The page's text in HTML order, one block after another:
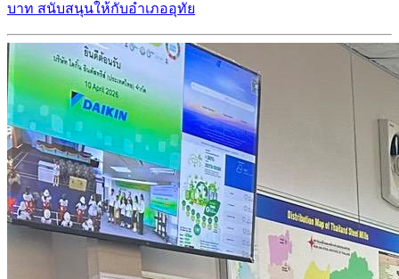
บาท สนับสนุนให้กับอำเภออุทัย